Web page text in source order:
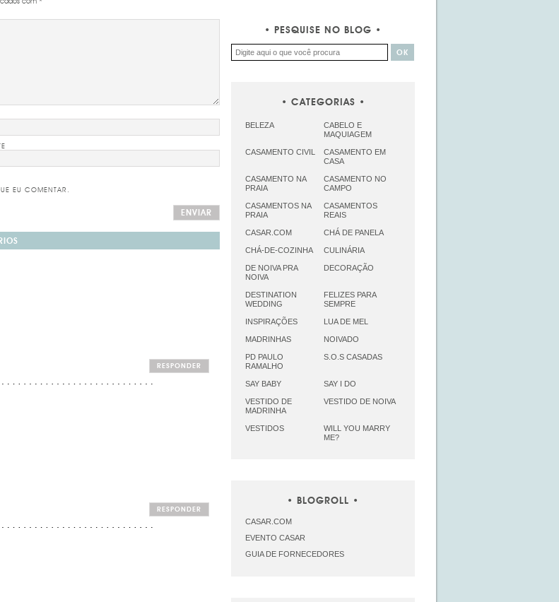
com *
EU COMENTAR.
RESPONDER
RESPONDER
PESQUISE NO BLOG
CATEGORIAS
BELEZA
CABELO E
MAQUIAGEM
CASAMENTO CIVIL
CASAMENTO EM
CASA
CASAMENTO NA
PRAIA
CASAMENTO NO
CAMPO
CASAMENTOS NA
PRAIA
CASAMENTOS
REAIS
CASAR.COM CHÁ DE PANELA
CHÁ-DE-COZINHA CULINÁRIA
DE NOIVA PRA
NOIVA
DECORAÇÃO
DESTINATION
WEDDING
FELIZES PARA
SEMPRE
INSPIRAÇÕES LUA DE MEL
MADRINHAS NOIVADO
PD PAULO
RAMALHO
S.O.S CASADAS
SAY BABY SAY I DO
VESTIDO DE
MADRINHA
VESTIDO DE NOIVA
VESTIDOS
WILL YOU MARRY
ME?
BLOGROLL
CASAR.COM
EVENTO CASAR
GUIA DE FORNECEDORES